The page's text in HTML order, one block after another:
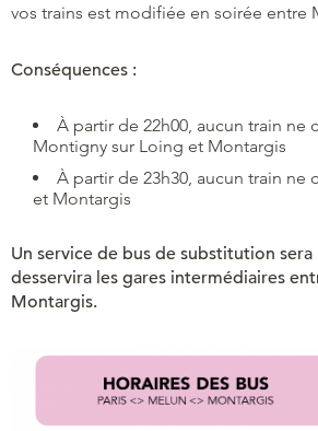
vos trains est modifiée en soirée entre
Conséquences :
À partir de 22h00, aucun train ne
Montigny sur Loing et Montargis
À partir de 23h30, aucun train ne
et Montargis
Un service de bus de substitution
desservira les gares intermédiaires
Montargis.